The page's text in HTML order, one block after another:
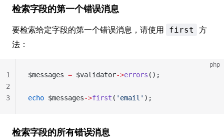
检索字段的第一个错误消息
要检索给定字段的第一个错误消息，请使用 first
方
法：
php
$messages = $validator->errors ();
echo $messages->first ( 'email' );
1
2
3
检索字段的所有错误消息